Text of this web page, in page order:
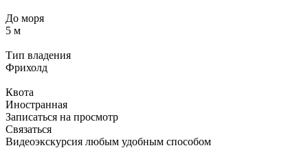
До моря
5 м
Тип владения
Фрихолд
Квота
Иностранная
Записаться на просмотр
Связаться
Видеоэкскурсия любым удобным способом